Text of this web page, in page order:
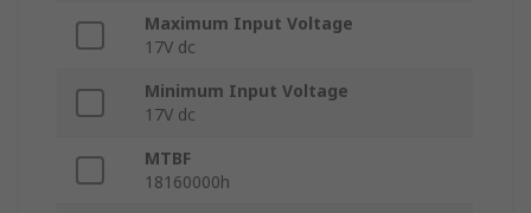
Maximum Input Voltage
17V dc
Minimum Input Voltage
17V dc
MTBF
18160000h